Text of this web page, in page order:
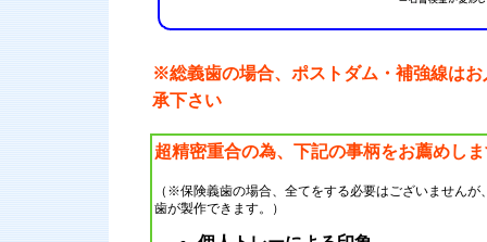
※総義歯の場合、ポストダム・補強線は
承下さい
超精密重合の為、下記の事柄をお薦めし
（※保険義歯の場合、全てをする必要はございません
歯が製作できます。）